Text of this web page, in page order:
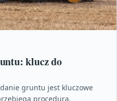
klucz do
gruntu jest kluczowe
procedura.